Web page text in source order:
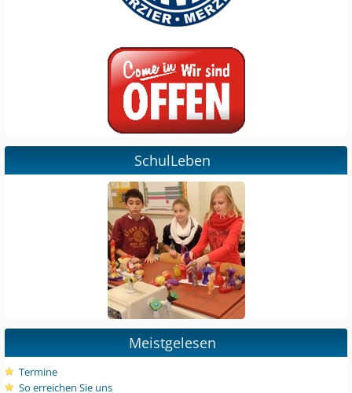
SchulLeben
Meistgelesen
Termine
So erreichen Sie uns